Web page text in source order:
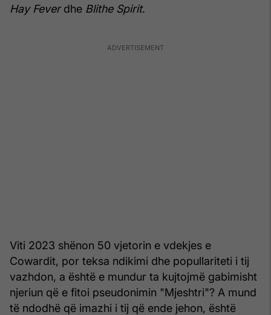
Hay Feverdhe Blithe Spirit.
Viti 2023 shënon 50 vjetorin e vdekjes e
Cowardit, por teksa ndikimi dhe popullariteti i tij
vazhdon, a është e mundur ta kujtojmë gabimisht
njeriun që e fitoi pseudonimin "Mjeshtri"? A mund
të ndodhë që imazhi i tij që ende jehon, është